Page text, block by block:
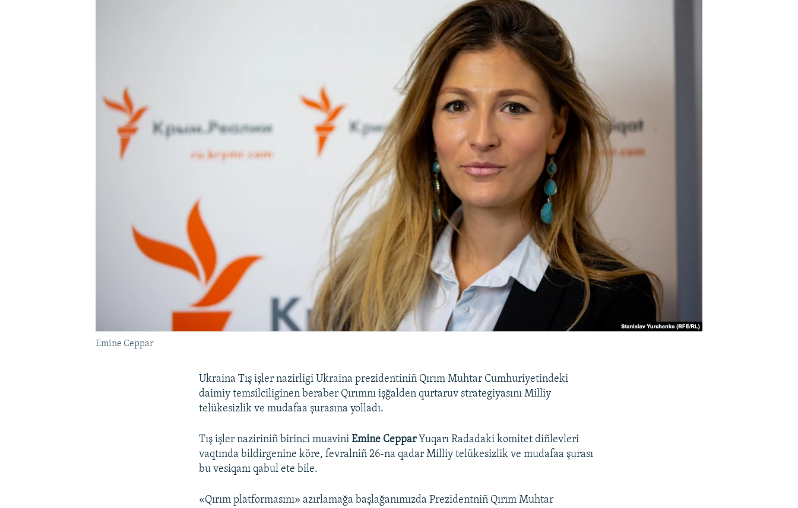
Emine Ceppar
Ukraina Tış işler nazirligi Ukraina prezidentiniñ Qırım Muhtar Cumhuriyetindeki
daimiy temsilciliginen beraber Qırımnı işğalden qurtaruv strategiyasını Milliy
telükesizlik ve mudafaa şurasına yolladı.
Tış işler naziriniñ birinci muaviniEmine Ceppar Yuqarı Radadaki komitet diñlevleri
vaqtında bildirgenine köre, fevralniñ 26-na qadar Milliy telükesizlik ve mudafaa şurası
bu vesiqanı qabul ete bile.
«Qırım platformasını» azırlamağa başlağanımızda Prezidentniñ Qırım Muhtar